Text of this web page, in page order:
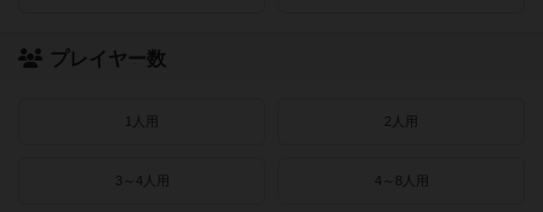
プレイヤー数
1人用 2人用
3～4人用 4～8人用